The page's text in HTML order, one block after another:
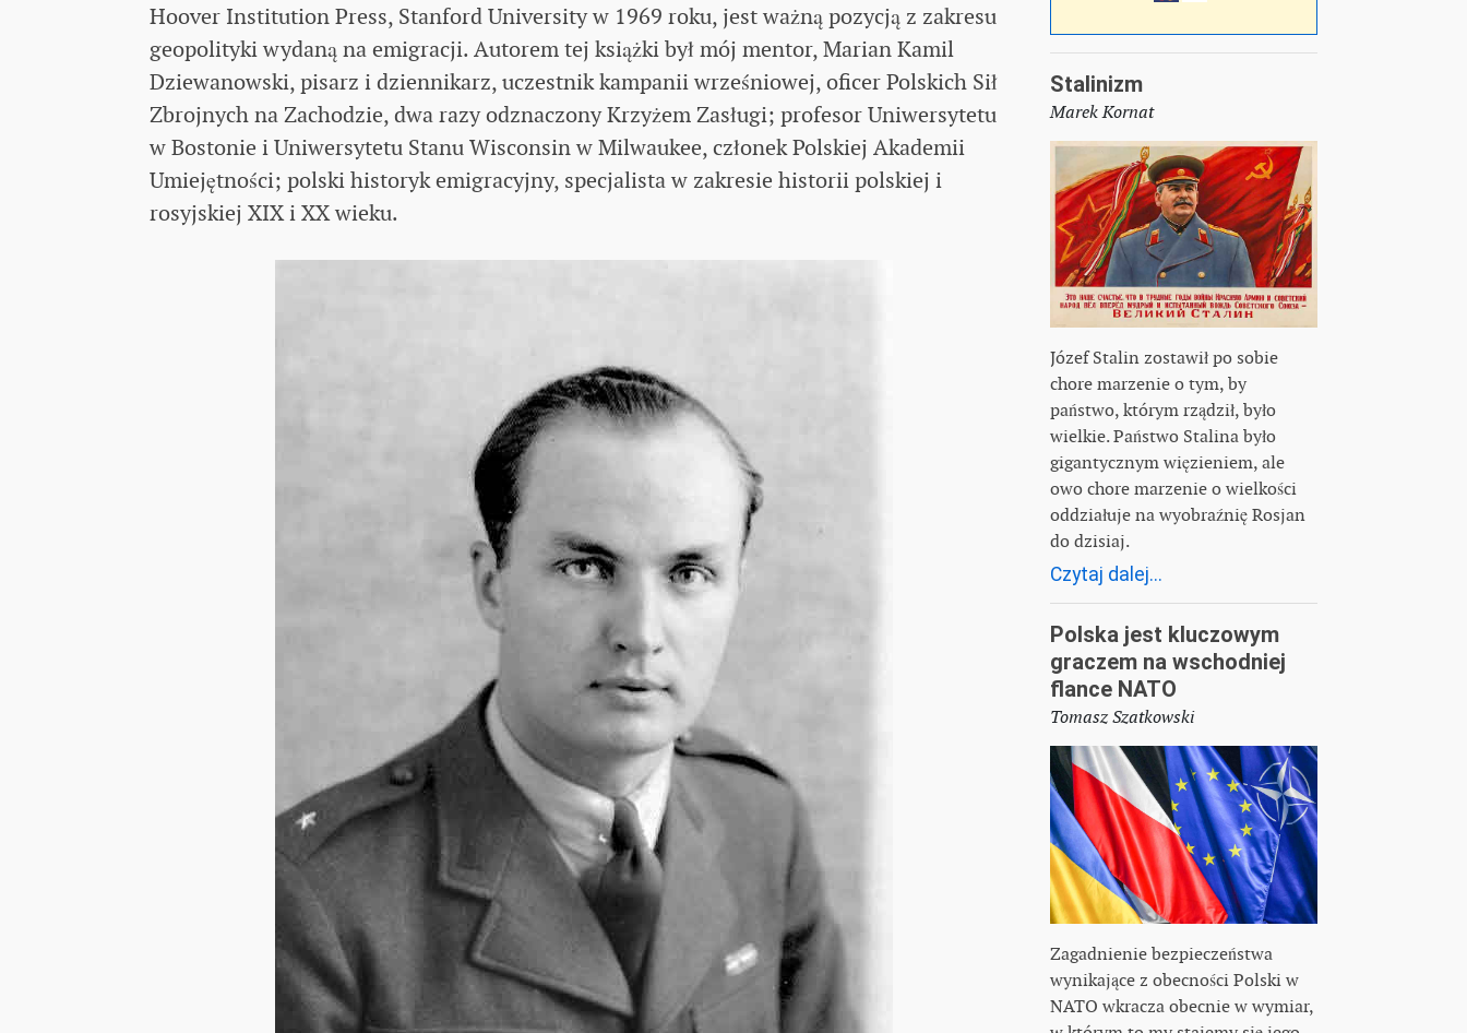
Hoover Institution Press, Stanford University w 1969 roku, jest ważną pozycją z zakresu
geopolityki wydaną na emigracji. Autorem tej książki był mój mentor, Marian Kamil
Dziewanowski, pisarz i dziennikarz, uczestnik kampanii wrześniowej, oficer Polskich Sił
Zbrojnych na Zachodzie, dwa razy odznaczony Krzyżem Zasługi; profesor Uniwersytetu
w Bostonie i Uniwersytetu Stanu Wisconsin w Milwaukee, członek Polskiej Akademii
Umiejętności; polski historyk emigracyjny, specjalista w zakresie historii polskiej i
rosyjskiej XIX i XX wieku.
Stalinizm
Marek Kornat
Józef Stalin zostawił po sobie
chore marzenie o tym, by
państwo, którym rządził, było
wielkie. Państwo Stalina było
gigantycznym więzieniem, ale
owo chore marzenie o wielkości
oddziałuje na wyobraźnię Rosjan
do dzisiaj.
Czytaj dalej...
Polska jest kluczowym
graczem na wschodniej
flance NATO
Tomasz Szatkowski
Zagadnienie bezpieczeństwa
wynikające z obecności Polski w
NATO wkracza obecnie w wymiar,